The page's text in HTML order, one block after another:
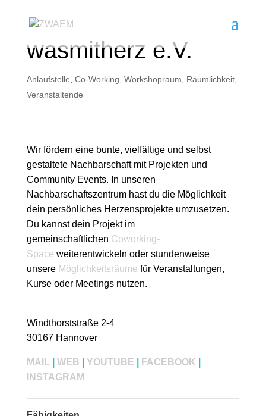
wasmitherz e.V.
Anlaufstelle Co-Working, Workshopraum Räumlichkeit,
Veranstaltende
Wir fördern eine bunte, vielfältige und selbst
gestaltete Nachbarschaft mit Projekten und
Community Events. In unseren
Nachbarschaftszentrum hast du die Möglichkeit
dein persönliches Herzensprojekte umzusetzen.
Du kannst dein Projekt im
gemeinschaftlichen Coworking-
Space weiterentwickeln oder stundenweise
unsere Möglichkeitsräume für Veranstaltungen,
Kurse oder Meetings nutzen.
Windthorststraße 2-4
30167 Hannover
MAIL WEB YOUTUBE FACEBOOK
INSTAGRAM